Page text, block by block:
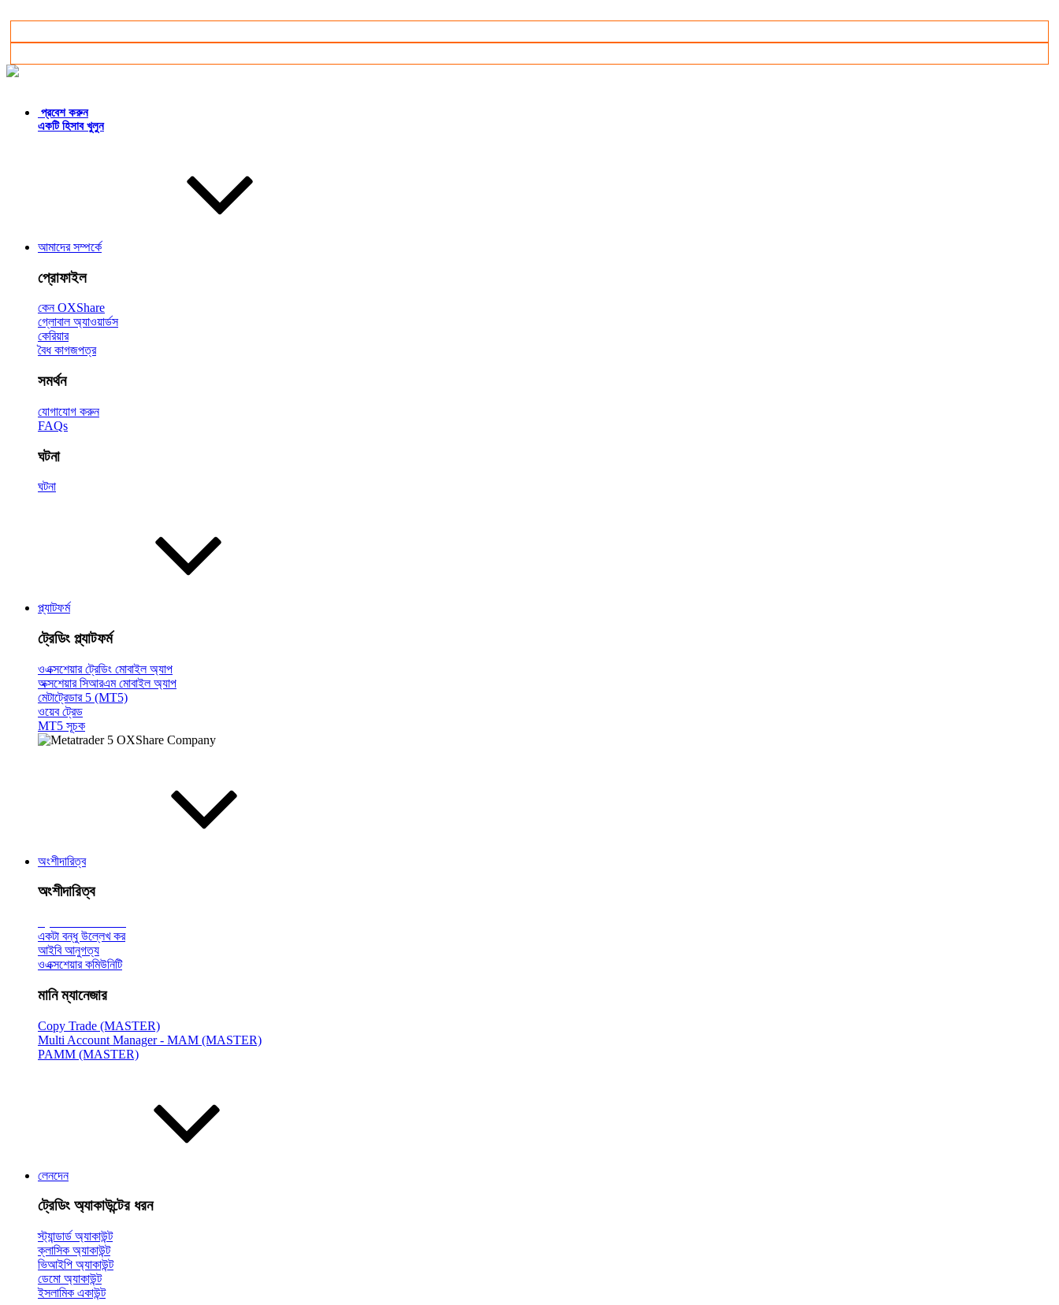
প্রবেশ করুন
একটি হিসাব খুলুন
আমাদের সম্পর্কে
প্রোফাইল
কেন OXShare
গ্লোবাল অ্যাওয়ার্ডস
কেরিয়ার
বৈধ কাগজপত্র
সমর্থন
যোগাযোগ করুন
FAQs
ঘটনা
ঘটনা
প্ল্যাটফর্ম
ট্রেডিং প্ল্যাটফর্ম
ওএক্সশেয়ার ট্রেডিং মোবাইল অ্যাপ
অক্সশেয়ার সিআরএম মোবাইল অ্যাপ
মেটাট্রেডার 5 (MT5)
ওয়েব ট্রেড
MT5 সূচক
অংশীদারিত্ব
অংশীদারিত্ব
একটা বন্ধু উল্লেখ কর
আইবি আনুগত্য
ওএক্সশেয়ার কমিউনিটি
মানি ম্যানেজার
Copy Trade (MASTER)
Multi Account Manager - MAM (MASTER)
PAMM (MASTER)
লেনদেন
ট্রেডিং অ্যাকাউন্টের ধরন
স্ট্যান্ডার্ড অ্যাকাউন্ট
ক্লাসিক অ্যাকাউন্ট
ভিআইপি অ্যাকাউন্ট
ডেমো অ্যাকাউন্ট
ইসলামিক একাউন্ট